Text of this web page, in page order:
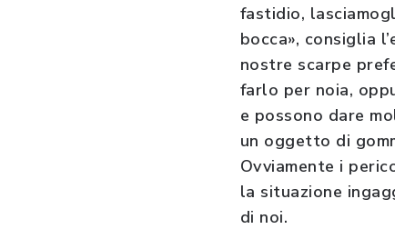
fastidio,
bocca», consiglia
nostre scarpe
farlo per noia,
e possono dare
un oggetto di
Ovviamente i
la situazione
di noi.